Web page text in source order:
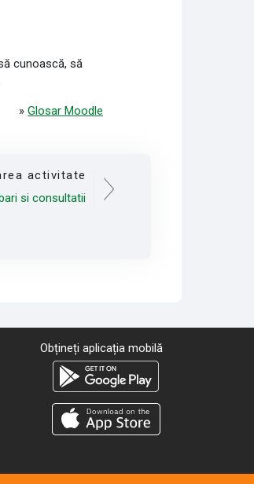
cunoască, să
»Glosar Moodle
activitate
si consultatii
Obțineți aplicația mobilă